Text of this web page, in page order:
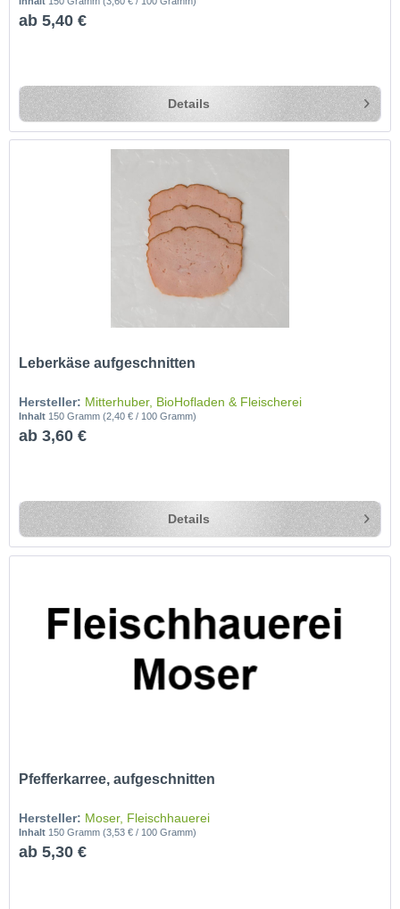
ab 5,40 €
Details
Leberkäse aufgeschnitten
Hersteller: Mitterhuber, BioHofladen & Fleischerei
Inhalt 150 Gramm(2,40 € / 100 Gramm)
ab 3,60 €
Details
Pfefferkarree, aufgeschnitten
Hersteller: Moser, Fleischhauerei
Inhalt 150 Gramm(3,53 € / 100 Gramm)
ab 5,30 €